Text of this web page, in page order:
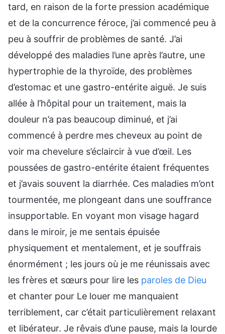
tard, en raison de la forte pression académique
et de la concurrence féroce, j’ai commencé peu à
peu à souffrir de problèmes de santé. J’ai
développé des maladies l’une après l’autre, une
hypertrophie de la thyroïde, des problèmes
d’estomac et une gastro-entérite aiguë. Je suis
allée à l’hôpital pour un traitement, mais la
douleur n’a pas beaucoup diminué, et j’ai
commencé à perdre mes cheveux au point de
voir ma chevelure s’éclaircir à vue d’œil. Les
poussées de gastro-entérite étaient fréquentes
et j’avais souvent la diarrhée. Ces maladies m’ont
tourmentée, me plongeant dans une souffrance
insupportable. En voyant mon visage hagard
dans le miroir, je me sentais épuisée
physiquement et mentalement, et je souffrais
énormément ; les jours où je me réunissais avec
les frères et sœurs pour lire les paroles de Dieu
et chanter pour Le louer me manquaient
terriblement, car c’était particulièrement relaxant
et libérateur. Je rêvais d’une pause, mais la lourde